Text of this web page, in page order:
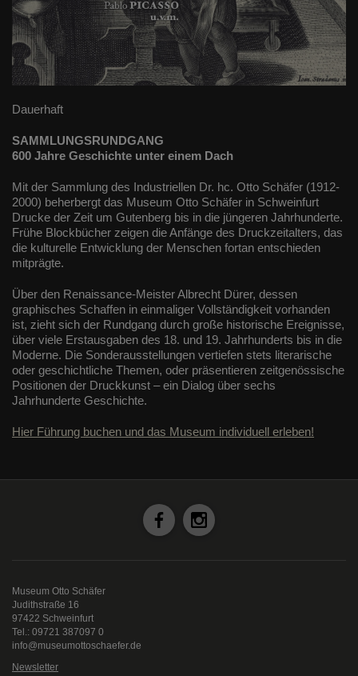
Dauerhaft
SAMMLUNGSRUNDGANG
600 Jahre Geschichte unter einem Dach
Mit der Sammlung des Industriellen Dr. hc. Otto Schäfer (1912-
2000) beherbergt das Museum Otto Schäfer in Schweinfurt
Drucke der Zeit um Gutenberg bis in die jüngeren Jahrhunderte.
Frühe Blockbücher zeigen die Anfänge des Druckzeitalters, das
die kulturelle Entwicklung der Menschen fortan entschieden
mitprägte.
Über den Renaissance-Meister Albrecht Dürer, dessen
graphisches Schaffen in einmaliger Vollständigkeit vorhanden
ist, zieht sich der Rundgang durch große historische Ereignisse,
über viele Erstausgaben des 18. und 19. Jahrhunderts bis in die
Moderne. Die Sonderausstellungen vertiefen stets literarische
oder geschichtliche Themen, oder präsentieren zeitgenössische
Positionen der Druckkunst – ein Dialog über sechs
Jahrhunderte Geschichte.
Hier Führung buchen und das Museum individuell erleben!
Museum Otto Schäfer
Judithstraße 16
97422 Schweinfurt
Tel.: 09721 387097 0
info@museumottoschaefer.de
Newsletter